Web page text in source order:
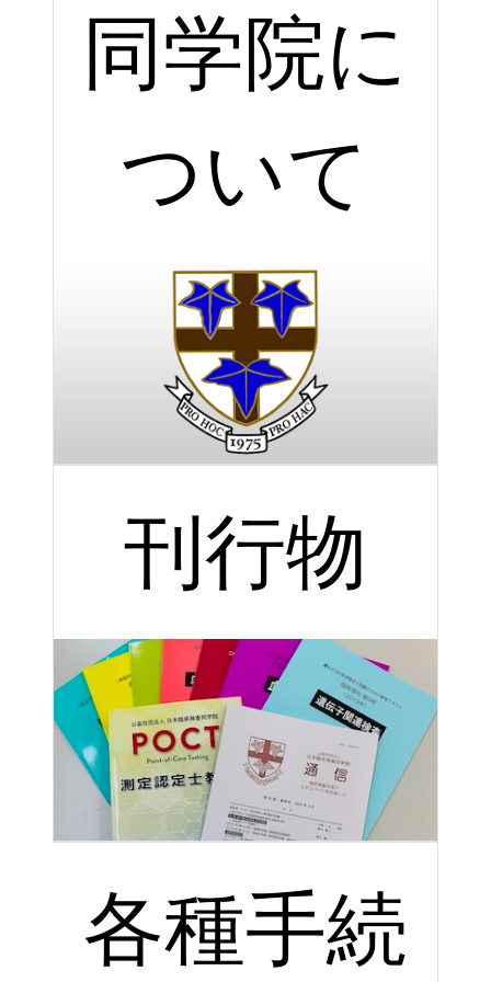
同学院に
ついて
刊行物
各種手続